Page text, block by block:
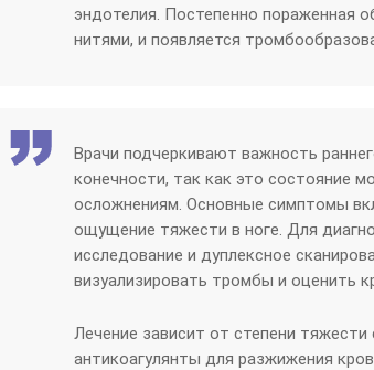
эндотелия. Постепенно пораженная
нитями, и появляется
Врачи подчеркивают важность
конечности, так как это состояние
осложнениям. Основные симптомы
ощущение тяжести в ноге. Для
исследование и дуплексное
визуализировать тромбы и оценить
Лечение зависит от степени
антикоагулянты для разжижения